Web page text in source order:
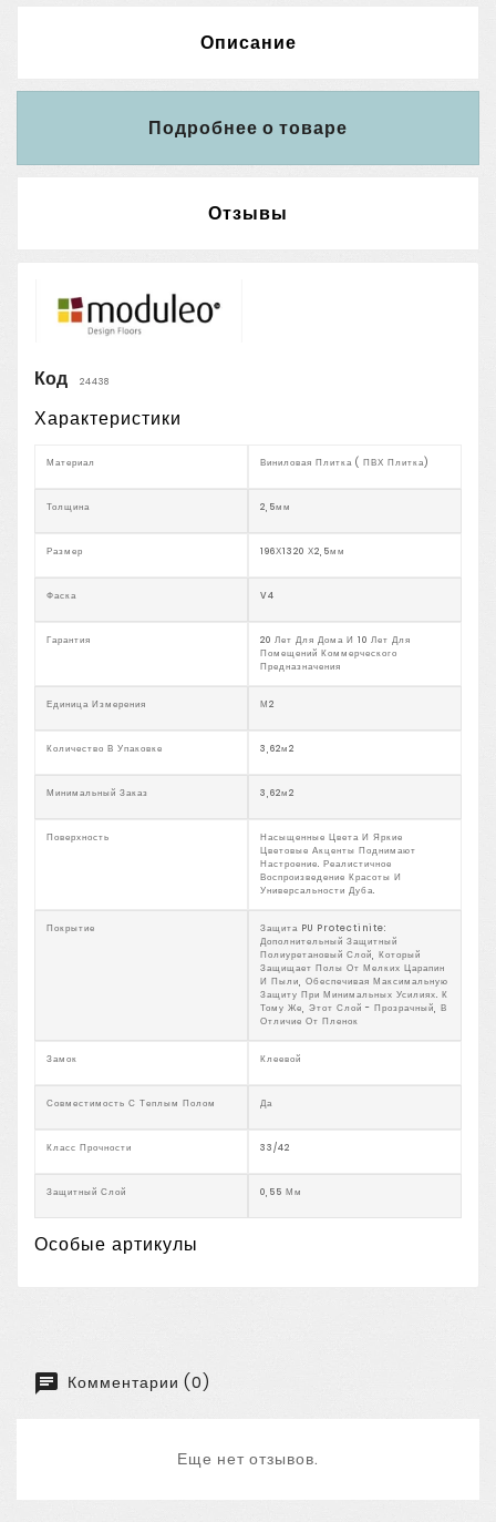
Описание
Подробнее о товаре
Отзывы
Код 24438
Характеристики
Материал Виниловая Плитка ( ПВХ Плитка)
Толщина 2,5мм
Размер 196Х1320 Х2,5мм
Фаска V4
Гарантия
20 Лет Для Дома И 10 Лет Для
Помещений Коммерческого
Предназначения
Единица Измерения М2
Количество В Упаковке 3,62м2
Минимальный Заказ 3,62м2
Поверхность
Насыщенные Цвета И Яркие
Цветовые Акценты Поднимают
Настроение. Реалистичное
Воспроизведение Красоты И
Универсальности Дуба.
Покрытие
Защита PU Protectinite:
Дополнительный Защитный
Полиуретановый Слой, Который
Защищает Полы От Мелких Царапин
И Пыли, Обеспечивая Максимальную
Защиту При Минимальных Усилиях. К
Тому Же, Этот Слой - Прозрачный, В
Отличие От Пленок
Замок Клеевой
Совместимость С Теплым Полом Да
Класс Прочности 33/42
Защитный Слой 0,55 Мм
Особые артикулы
Комментарии (0)
Еще нет отзывов.